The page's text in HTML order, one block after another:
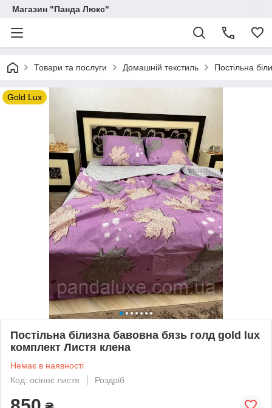
Магазин "Панда Люкс"
Товари та послуги Домашній текстиль Постільна
Gold Lux
Постільна білизна бавовна бязь голд gold lux
комплект Листя клена
Немає в наявності
Код: осіннє листя
Роздріб